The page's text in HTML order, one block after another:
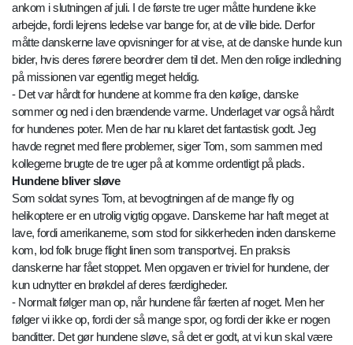
ankom i slutningen af juli. I de første tre uger måtte hundene ikke
arbejde, fordi lejrens ledelse var bange for, at de ville bide. Derfor
måtte danskerne lave opvisninger for at vise, at de danske hunde kun
bider, hvis deres førere beordrer dem til det. Men den rolige indledning
på missionen var egentlig meget heldig.
- Det var hårdt for hundene at komme fra den kølige, danske
sommer og ned i den brændende varme. Underlaget var også hårdt
for hundenes poter. Men de har nu klaret det fantastisk godt. Jeg
havde regnet med flere problemer, siger Tom, som sammen med
kollegerne brugte de tre uger på at komme ordentligt på plads.
Hundene bliver sløve
Som soldat synes Tom, at bevogtningen af de mange fly og
helikoptere er en utrolig vigtig opgave. Danskerne har haft meget at
lave, fordi amerikanerne, som stod for sikkerheden inden danskerne
kom, lod folk bruge flight linen som transportvej. En praksis
danskerne har fået stoppet. Men opgaven er triviel for hundene, der
kun udnytter en brøkdel af deres færdigheder.
- Normalt følger man op, når hundene får færten af noget. Men her
følger vi ikke op, fordi der så mange spor, og fordi der ikke er nogen
banditter. Det gør hundene sløve, så det er godt, at vi kun skal være